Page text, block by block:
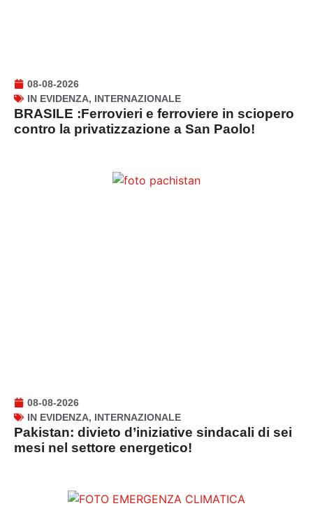
08-08-2026
IN EVIDENZA, INTERNAZIONALE
BRASILE :Ferrovieri e ferroviere in sciopero
contro la privatizzazione a San Paolo!
08-08-2026
IN EVIDENZA, INTERNAZIONALE
Pakistan: divieto d’iniziative sindacali di sei
mesi nel settore energetico!